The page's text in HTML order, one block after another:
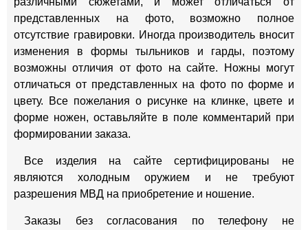
представленных на фото, возможно полное
отсутствие гравировки. Иногда производитель вносит
изменения в формы тыльников и гарды, поэтому
возможны отличия от фото на сайте. Ножны могут
отличаться от представленных на фото по форме и
цвету. Все пожелания о рисунке на клинке, цвете и
форме ножен, оставьляйте в поле комментарий при
формировании заказа.
Все изделия на сайте сертифицированы не
являются холодным оружием и не требуют
разрешения МВД на приобретение и ношение.
Заказы без согласования по телефону не